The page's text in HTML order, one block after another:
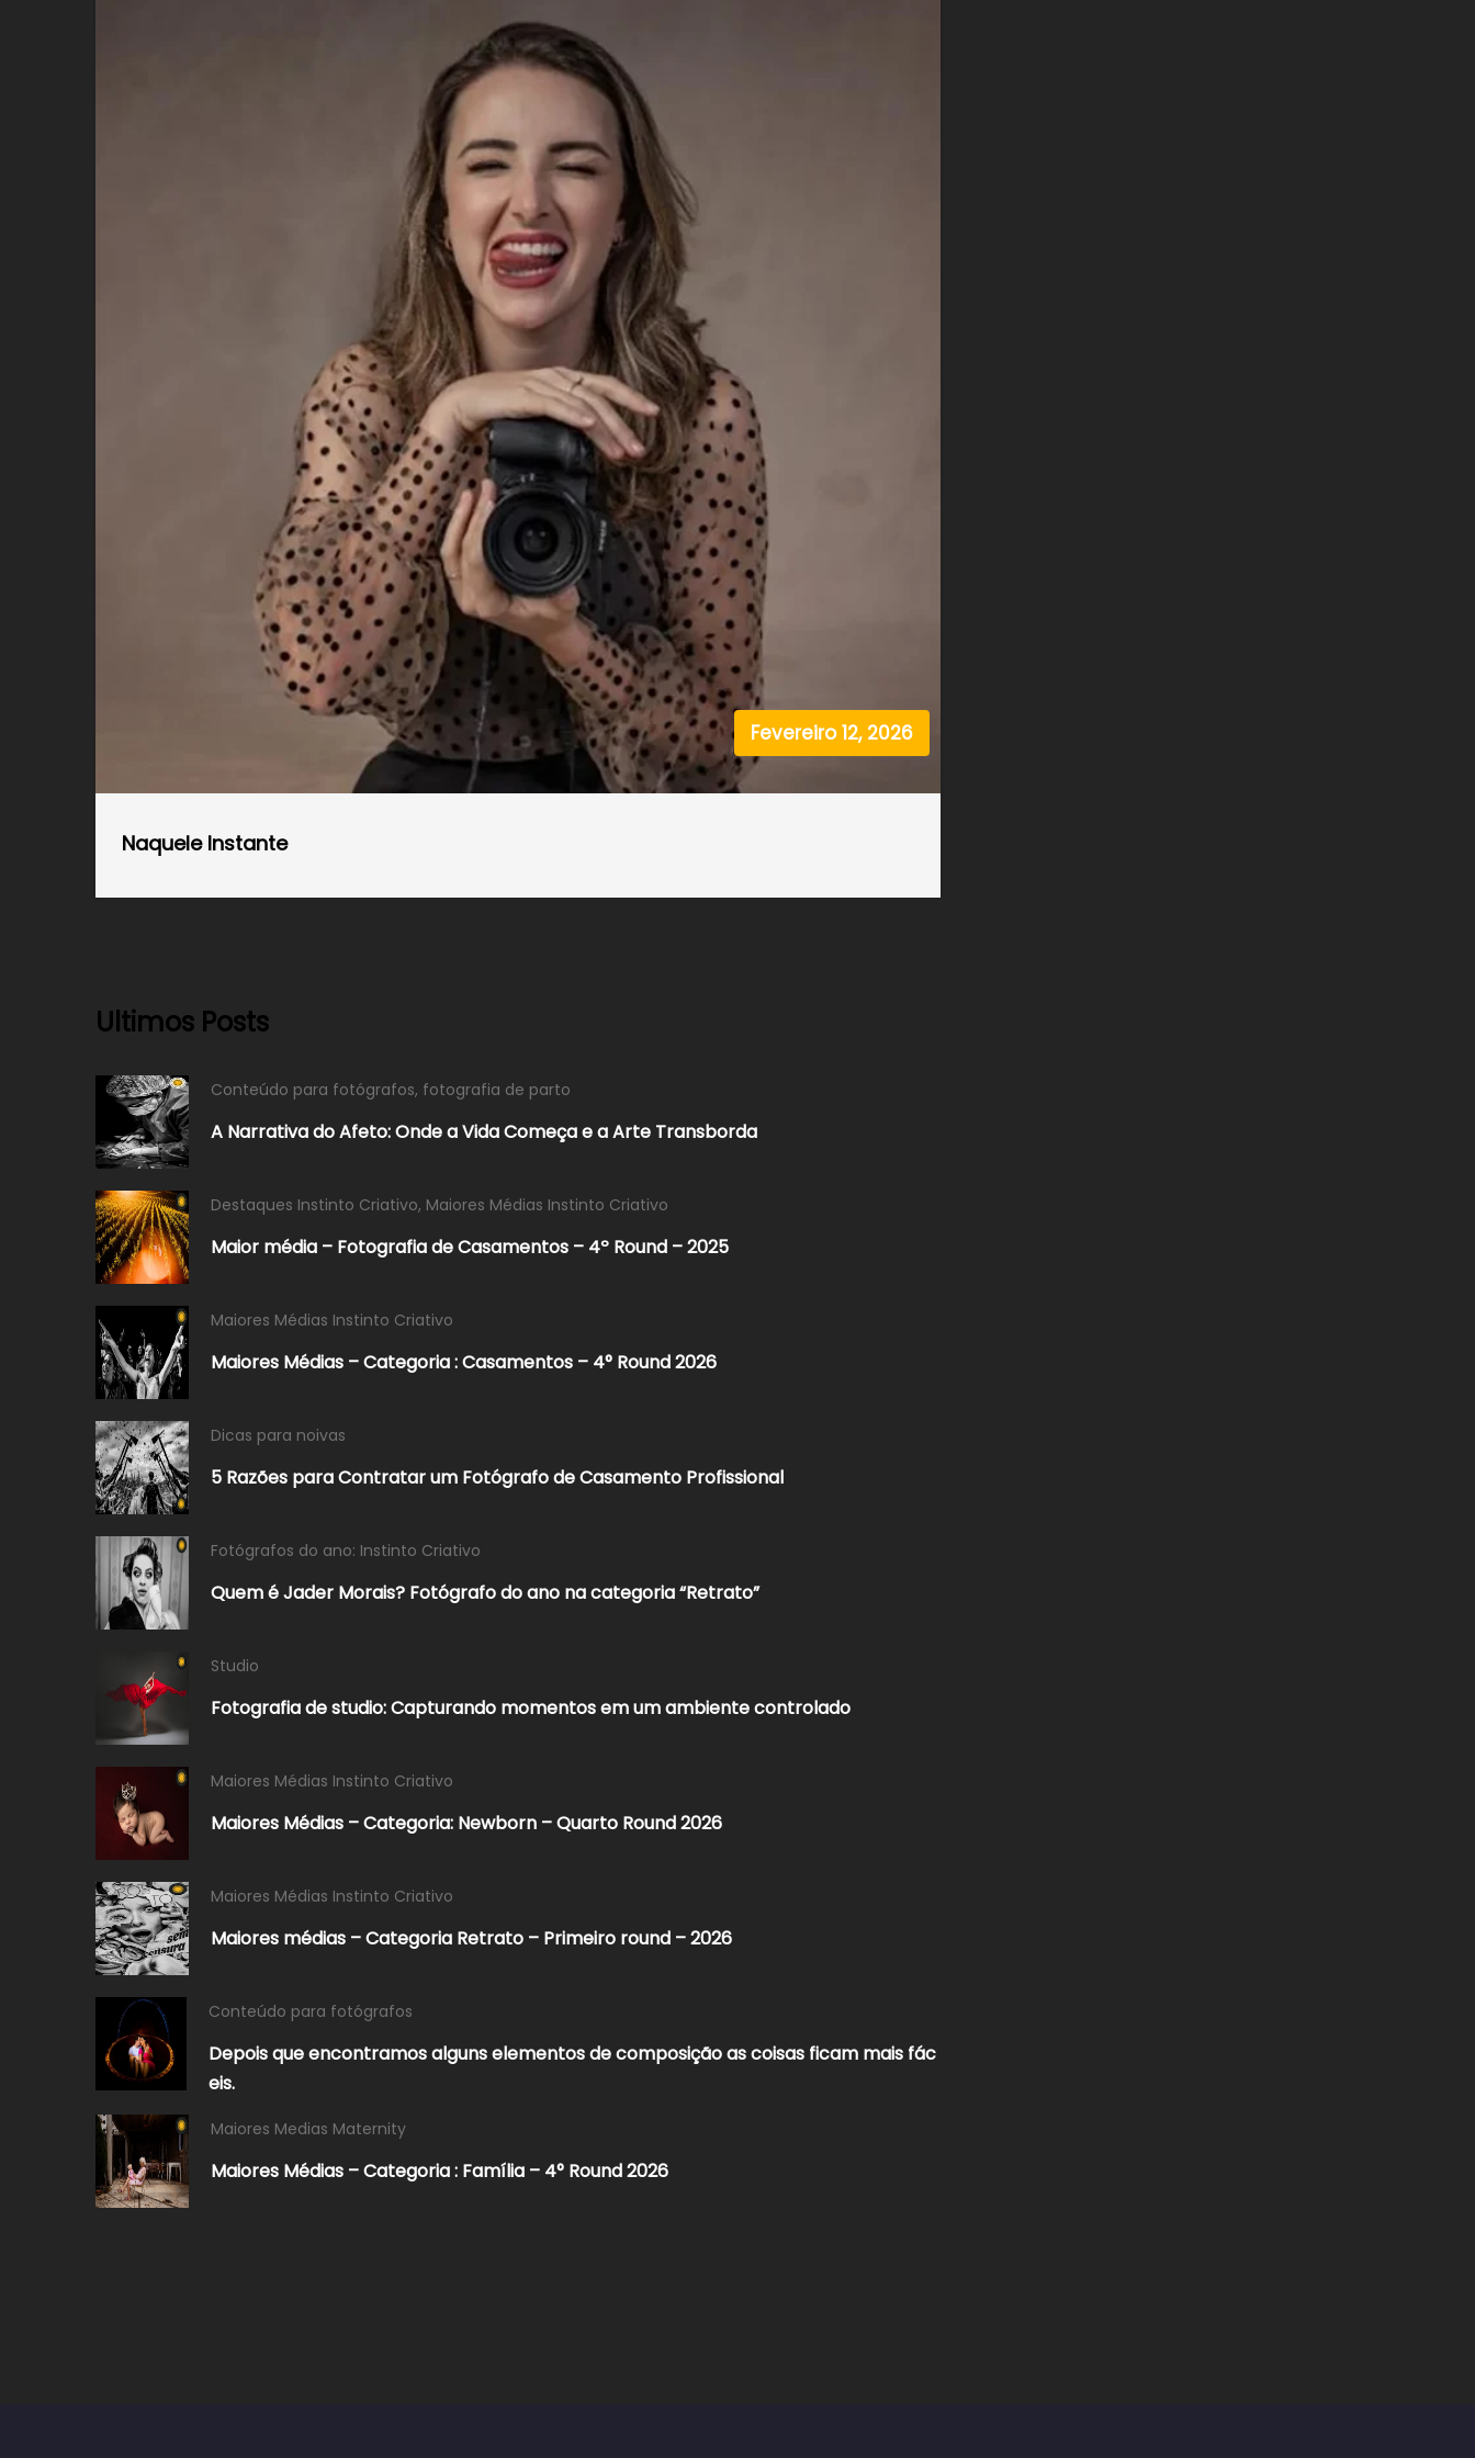
Fevereiro 12, 2026
Naquele Instante
Ultimos Posts
Conteúdo para fotógrafos, fotografia de parto
A Narrativa do Afeto: Onde a Vida Começa e a Arte Transborda
Destaques Instinto Criativo, Maiores Médias Instinto Criativo
Maior média – Fotografia de Casamentos – 4º Round – 2025
Maiores Médias Instinto Criativo
Maiores Médias – Categoria : Casamentos – 4° Round 2026
Dicas para noivas
5 Razões para Contratar um Fotógrafo de Casamento Profissional
Fotógrafos do ano: Instinto Criativo
Quem é Jader Morais? Fotógrafo do ano na categoria “Retrato”
Studio
Fotografia de studio: Capturando momentos em um ambiente controlado
Maiores Médias Instinto Criativo
Maiores Médias – Categoria: Newborn – Quarto Round 2026
Maiores Médias Instinto Criativo
Maiores médias – Categoria Retrato – Primeiro round – 2026
Conteúdo para fotógrafos
Depois que encontramos alguns elementos de composição as coisas ficam mais fác
eis.
Maiores Medias Maternity
Maiores Médias – Categoria : Família – 4° Round 2026